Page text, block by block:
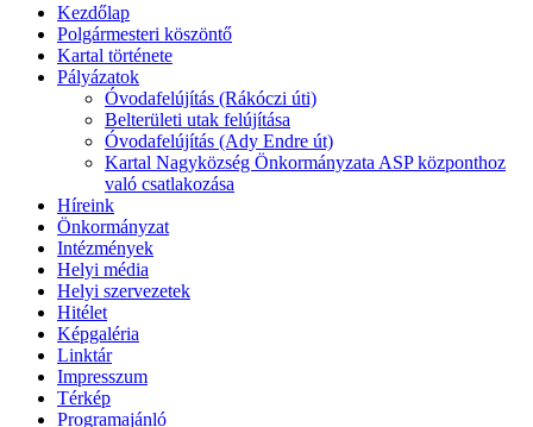
Kezdőlap
Polgármesteri köszöntő
Kartal története
Pályázatok
Óvodafelújítás (Rákóczi úti)
Belterületi utak felújítása
Óvodafelújítás (Ady Endre út)
Kartal Nagyközség Önkormányzata ASP központhoz
való csatlakozása
Híreink
Önkormányzat
Intézmények
Helyi média
Helyi szervezetek
Hitélet
Képgaléria
Linktár
Impresszum
Térkép
Programajánló